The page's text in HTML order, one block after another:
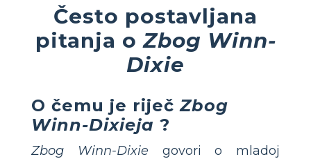
Često postavljana
pitanja oZbog Winn-
Dixie
O čemu je riječZbog
Winn-Dixieja ?
Zbog Winn-Dixie govori o mladoj